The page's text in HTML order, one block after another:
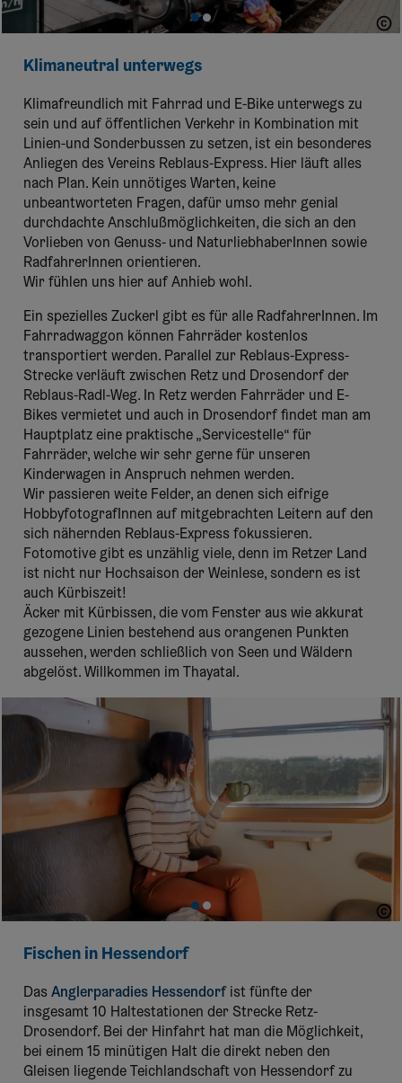
Klimaneutral unterwegs
Klimafreundlich mit Fahrrad und E-Bike unterwegs zu
sein und auf öffentlichen Verkehr in Kombination mit
Linien-und Sonderbussen zu setzen, ist ein besonderes
Anliegen des Vereins Reblaus-Express. Hier läuft alles
nach Plan. Kein unnötiges Warten, keine
unbeantworteten Fragen, dafür umso mehr genial
durchdachte Anschlußmöglichkeiten, die sich an den
Vorlieben von Genuss- und NaturliebhaberInnen sowie
RadfahrerInnen orientieren.
Wir fühlen uns hier auf Anhieb wohl.
Ein spezielles Zuckerl gibt es für alle RadfahrerInnen. Im
Fahrradwaggon können Fahrräder kostenlos
transportiert werden. Parallel zur Reblaus-Express-
Strecke verläuft zwischen Retz und Drosendorf der
Reblaus-Radl-Weg. In Retz werden Fahrräder und E-
Bikes vermietet und auch in Drosendorf findet man am
Hauptplatz eine praktische „Servicestelle“ für
Fahrräder, welche wir sehr gerne für unseren
Kinderwagen in Anspruch nehmen werden.
Wir passieren weite Felder, an denen sich eifrige
HobbyfotografInnen auf mitgebrachten Leitern auf den
sich nähernden Reblaus-Express fokussieren.
Fotomotive gibt es unzählig viele, denn im Retzer Land
ist nicht nur Hochsaison der Weinlese, sondern es ist
auch Kürbiszeit!
Äcker mit Kürbissen, die vom Fenster aus wie akkurat
gezogene Linien bestehend aus orangenen Punkten
aussehen, werden schließlich von Seen und Wäldern
abgelöst. Willkommen im Thayatal.
Fischen in Hessendorf
Das Anglerparadies Hessendorf ist fünfte der
insgesamt 10 Haltestationen der Strecke Retz-
Drosendorf. Bei der Hinfahrt hat man die Möglichkeit,
bei einem 15 minütigen Halt die direkt neben den
Gleisen liegende Teichlandschaft von Hessendorf zu